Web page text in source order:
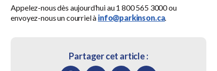
Appelez-nous dès aujourd’hui au 1 800 565 3000 ou
envoyez-nous un courriel à info@parkinson.ca.
Partager cet article :